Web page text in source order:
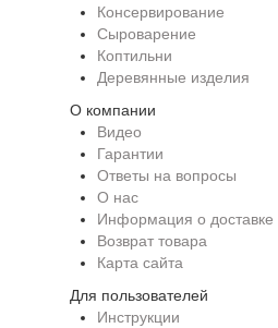
Консервирование
Сыроварение
Коптильни
Деревянные изделия
О компании
Видео
Гарантии
Ответы на вопросы
О нас
Информация о доставке
Возврат товара
Карта сайта
Для пользователей
Инструкции